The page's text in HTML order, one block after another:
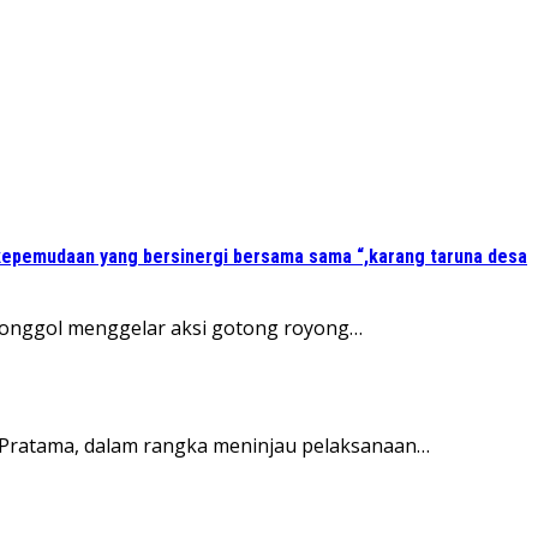
yang bersinergi bersama sama “,karang taruna desa
menggelar aksi gotong royong…
dalam rangka meninjau pelaksanaan…